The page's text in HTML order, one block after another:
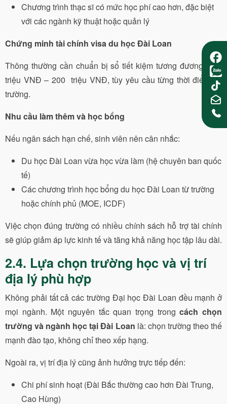
Chương trình thạc sĩ có mức học phí cao hơn, đặc biệt
với các ngành kỹ thuật hoặc quản lý
Chứng minh tài chính visa du học Đài Loan
Thông thường cần chuẩn bị sổ tiết kiệm tương đương 150
triệu VNĐ – 200 triệu VNĐ, tùy yêu cầu từng thời điểm và
trường.
Nhu cầu làm thêm và học bổng
Nếu ngân sách hạn chế, sinh viên nên cân nhắc:
Du học Đài Loan vừa học vừa làm (hệ chuyên ban quốc
tế)
Các chương trình học bổng du học Đài Loan từ trường
hoặc chính phủ (MOE, ICDF)
Việc chọn đúng trường có nhiều chính sách hỗ trợ tài chính
sẽ giúp giảm áp lực kinh tế và tăng khả năng học tập lâu dài.
2.4. Lựa chọn trường học và vị trí
địa lý phù hợp
Không phải tất cả các trường Đại học Đài Loan đều mạnh ở
mọi ngành. Một nguyên tắc quan trọng trongcách chọn
trường và ngành học tại Đài Loan là: chọn trường theo thế
mạnh đào tạo, không chỉ theo xếp hạng.
Ngoài ra, vị trí địa lý cũng ảnh hưởng trực tiếp đến:
Chi phí sinh hoạt (Đài Bắc thường cao hơn Đài Trung,
Cao Hùng)